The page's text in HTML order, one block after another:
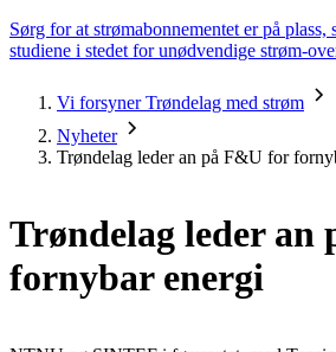
Sørg for at strømabonnementet er på plass,
studiene i stedet for unødvendige strøm-
Vi forsyner Trøndelag med strøm
Nyheter
Trøndelag leder an på F&U for
Trøndelag leder an
fornybar energi